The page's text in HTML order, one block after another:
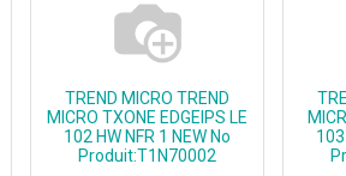
TREND MICRO TREND
MICRO TXONE EDGEIPS LE
102 HW NFR 1 NEW No
Produit:T1N70002
103